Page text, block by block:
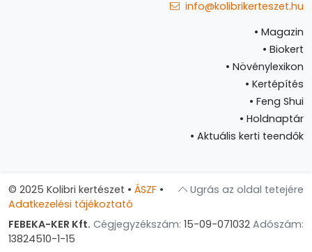
info@kolibrikerteszet.hu
• Magazin
• Biokert
• Növénylexikon
• Kertépítés
• Feng Shui
• Holdnaptár
• Aktuális kerti teendők
Ugrás az oldal tetejére
© 2025 Kolibri kertészet • ÁSZF •
Adatkezelési tájékoztató
FEBEKA-KER Kft. Cégjegyzékszám: 15-09-071032 Adószám:
13824510-1-15